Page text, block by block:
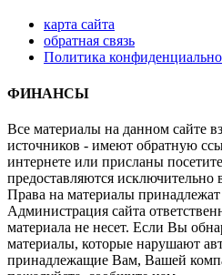
карта сайта
обратная связь
Политика
ФИНАНСЫ
Все материалы на данном сайте
источников - имеют обратную
интернете или присланы
предоставляются исключительно
Права на материалы
Администрация сайта
материала не несет. Если Вы
материалы, которые нарушают
принадлежащие Вам, Вашей